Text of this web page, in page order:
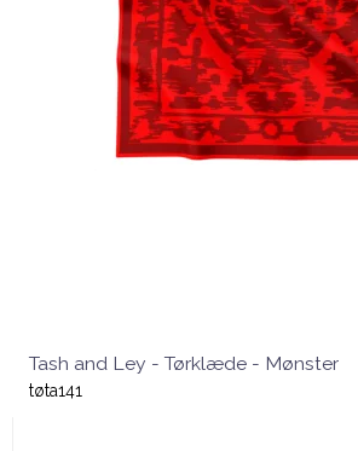
Tash and Ley - Tørklæde - Mønster
tøta141